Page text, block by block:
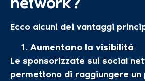
Ecco alcuni dei vantaggi
Aumentano la visibilità
Le sponsorizzate sui social
permettono di raggiungere un